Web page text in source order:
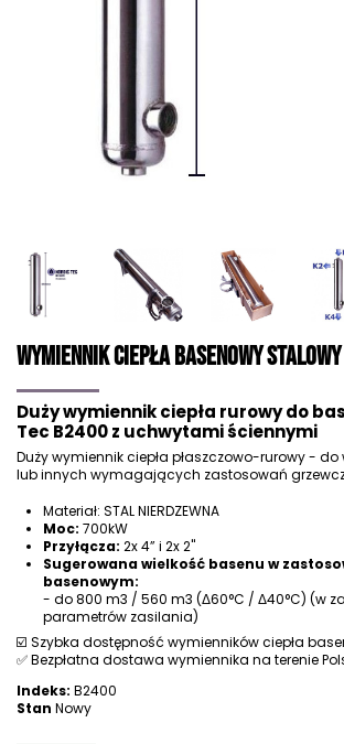
Wymiennik ciepła basenowy
Duży wymiennik ciepła rurowy do
Tec B2400 z uchwytami ściennymi
Duży wymiennik ciepła płaszczowo-rurowy -
lub innych wymagających zastosowań
Materiał: STAL NIERDZEWNA
Moc: 700kW
Przyłącza: 2x 4” i 2x 2"
Sugerowana wielkość basenu w
basenowym:
- do 800 m3 / 560 m3 (Δ60°C / Δ40°C) (w
parametrów zasilania)
☑️ Szybka dostępność wymienników ciepła
✅ Bezpłatna dostawa wymiennika na terenie
Indeks: B2400
Stan Nowy